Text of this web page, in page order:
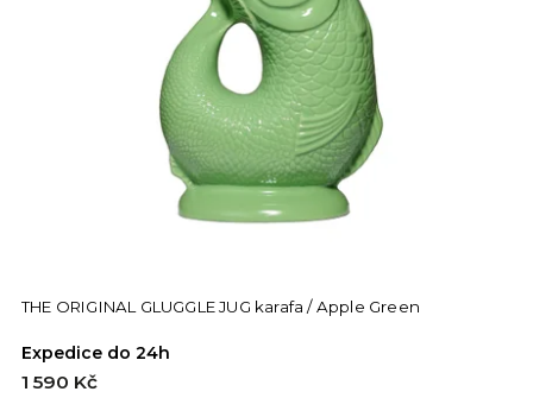
THE ORIGINAL GLUGGLE JUG karafa / Apple Green
Expedice do 24h
1 590 Kč